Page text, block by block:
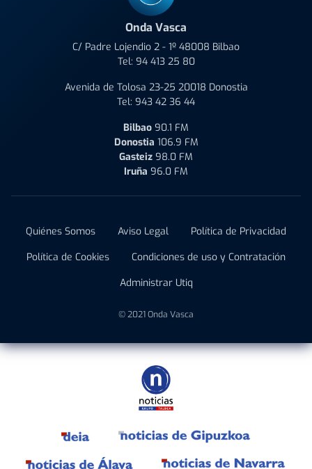
Onda Vasca
C/ Padre Lojendio 2 - 1º 48008 Bilbao
Tel: 94 413 25 80
Avenida de Tolosa 23-25 20018 Donostia
Tel: 943 42 36 44
Bilbao 90.1 FM
Donostia 106.9 FM
Gasteiz 98.0 FM
Iruña 96.0 FM
Quiénes Somos Aviso Legal
Política de Privacidad
Política de Cookies
Condiciones de uso y Contratación
Administrar Utiq
© 2021 Onda Vasca